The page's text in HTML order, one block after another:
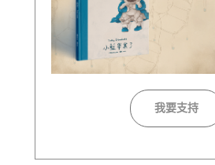
我要支持